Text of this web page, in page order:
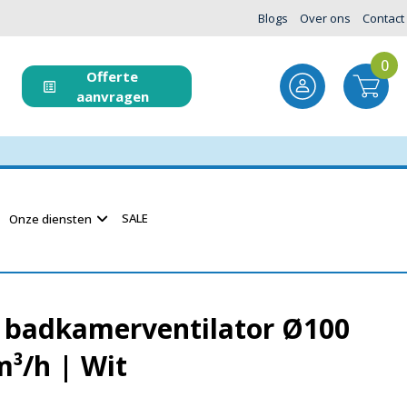
Blogs Over ons Contact
Offerte
aanvragen
0
Onze diensten SALE
badkamerventilator Ø100
h | Wit